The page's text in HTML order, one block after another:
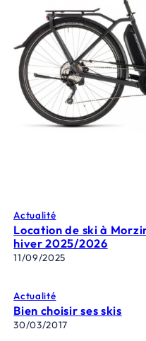
Actualité
Location de ski à
hiver 2025/2026
11/09/2025
Actualité
Bien choisir ses skis
30/03/2017